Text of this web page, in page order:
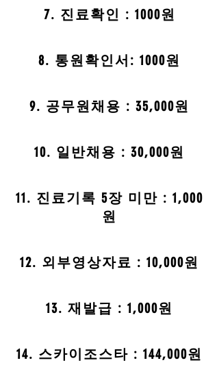
​7. 진료확인 : 1000원
8. 통원확인서: 1000원
9. 공무원채용 : 35,000원
10. 일반채용 : 30,000원
11. 진료기록 5장 미만 : 1,000
원
12. 외부영상자료 : 10,000원
13. 재발급 : 1,000원
14. 스카이조스타 : 144,000원